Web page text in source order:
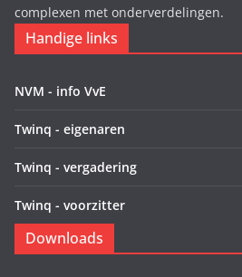
complexen met onderverdelingen.
Handige links
NVM - info VvE
Twinq - eigenaren
Twinq - vergadering
Twinq - voorzitter
Downloads